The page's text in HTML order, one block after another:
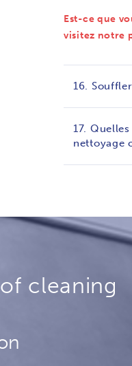
Est-ce que
visitez notre
16.
17.
nettoyage
cleaning